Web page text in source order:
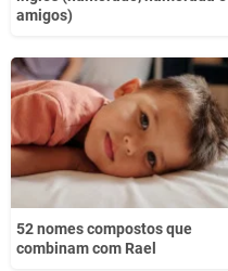
amigos)
52 nomes compostos que
combinam com Rael